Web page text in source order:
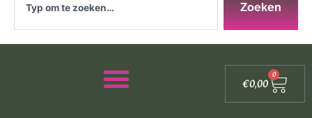
Zoeken
€0,00
0